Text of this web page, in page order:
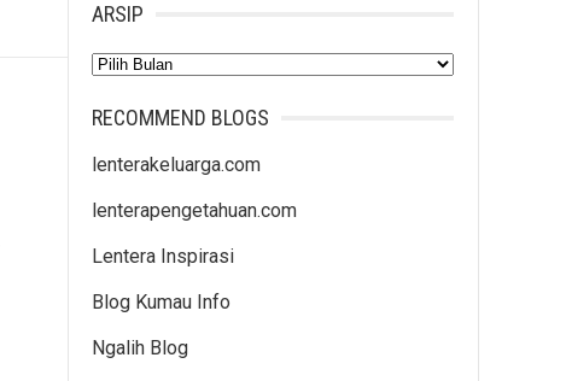
ARSIP
Arsip
RECOMMEND BLOGS
lenterakeluarga.com
lenterapengetahuan.com
Lentera Inspirasi
Blog Kumau Info
Ngalih Blog